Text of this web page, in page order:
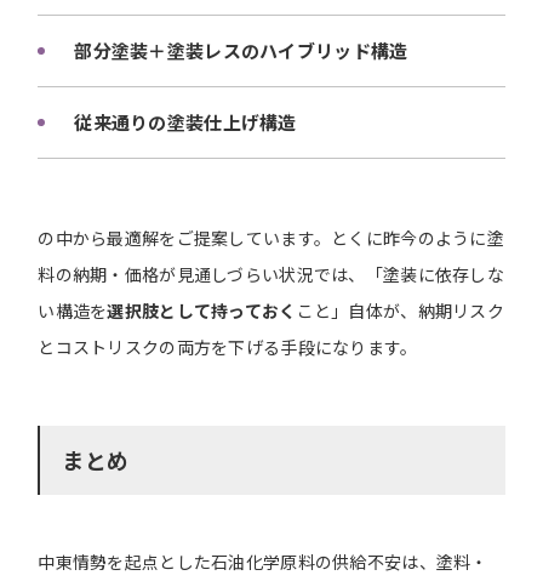
部分塗装＋塗装レスのハイブリッド構造
従来通りの塗装仕上げ構造
の中から最適解をご提案しています。とくに昨今のように塗
料の納期・価格が見通しづらい状況では、「塗装に依存しな
い構造を選択肢として持っておく こと」自体が、納期リスク
とコストリスクの両方を下げる手段になります。
まとめ
中東情勢を起点とした石油化学原料の供給不安は、塗料・